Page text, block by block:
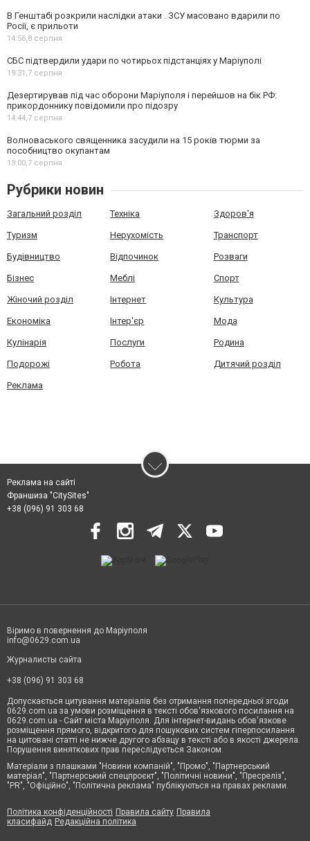
В Генштабі розкрили наслідки атаки . ЗСУ масовано вдарили по
Росії, є прильоти
14:56,8 серпня
СБС підтвердили удари по чотирьох підстанціях у Маріуполі
19:31,7 серпня
Дезертирував під час оборони Маріуполя і перейшов на бік РФ:
прикордоннику повідомили про підозру
14:44,7 серпня
Волноваського священника засудили на 15 років тюрми за
пособництво окупантам
13:00,7 серпня
Рубрики новин
Загальний розділ Техніка Здоров'я
Туризм Нерухомість Транспорт
Будівництво Відпочинок Розваги
Бізнес Меблі Спорт
Жіночий розділ Інтернет Культура
Економіка Інтер'єр Мода
Кулінарія Послуги Родина
Подорожі Робота Дитячий розділ
Реклама
Реклама на сайті
Франшиза "CitySites"
+38 (096) 91 303 68
Віримо в повернення до Маріуполя
info@0629.com.ua
Журналисты сайта
+38 (096) 91 303 68
Допускається цитування матеріалів без отримання попередньої згоди
0629.com.ua за умови розміщення в тексті обов'язкового посилання на
0629.com.ua - Сайт міста Маріуполя. Для інтернет-видань обов'язкове
розміщення прямого, відкритого для пошукових систем гіперпосилання
на цитовані статті не нижче другого абзацу в тексті або в якості джерела.
Порушення виняткових прав переслідується Законом.
Матеріали з плашками "Новини компаній", "Промо", "Партнерський
матеріал", "Партнерський спецпроєкт", "Політичні новини", "Пресреліз",
"PR", "Офіційно", "Політична реклама" публікуються на правах реклами.
Політика конфіденційності Правила сайту Правила
класифайд Редакційна політика